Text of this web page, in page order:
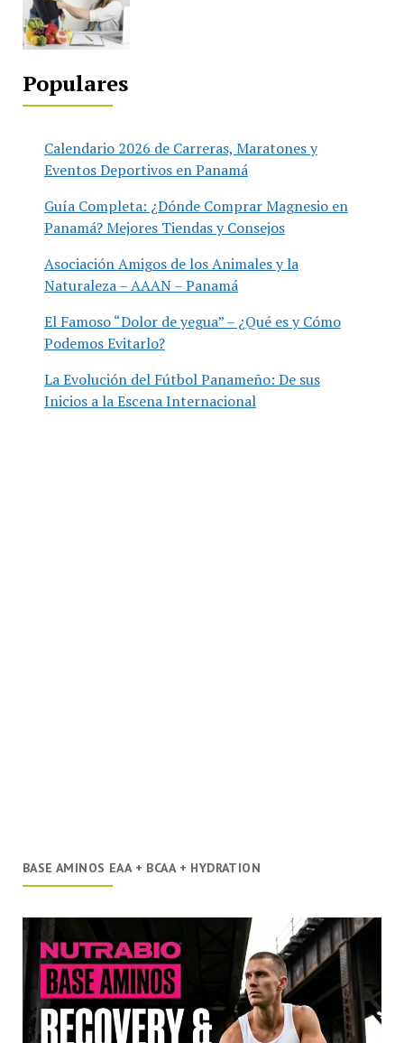
Populares
Calendario 2026 de Carreras, Maratones y
Eventos Deportivos en Panamá
Guía Completa: ¿Dónde Comprar Magnesio en
Panamá? Mejores Tiendas y Consejos
Asociación Amigos de los Animales y la
Naturaleza – AAAN – Panamá
El Famoso “Dolor de yegua” – ¿Qué es y Cómo
Podemos Evitarlo?
La Evolución del Fútbol Panameño: De sus
Inicios a la Escena Internacional
BASE AMINOS EAA + BCAA + HYDRATION